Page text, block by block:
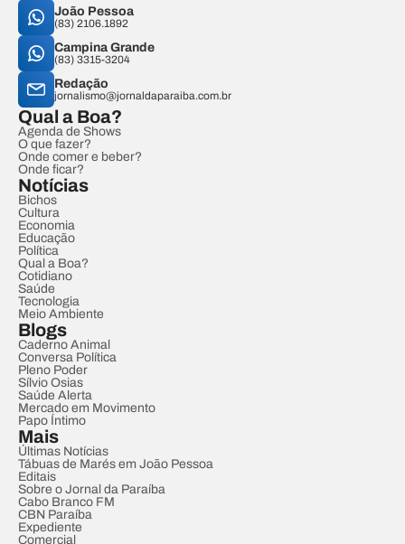
João Pessoa
(83) 2106.1892
Campina Grande
(83) 3315-3204
Redação
jornalismo@jornaldaparaiba.com.br
Qual a Boa?
Agenda de Shows
O que fazer?
Onde comer e beber?
Onde ficar?
Notícias
Bichos
Cultura
Economia
Educação
Política
Qual a Boa?
Cotidiano
Saúde
Tecnologia
Meio Ambiente
Blogs
Caderno Animal
Conversa Política
Pleno Poder
Sílvio Osias
Saúde Alerta
Mercado em Movimento
Papo Íntimo
Mais
Últimas Notícias
Tábuas de Marés em João Pessoa
Editais
Sobre o Jornal da Paraíba
Cabo Branco FM
CBN Paraíba
Expediente
Comercial